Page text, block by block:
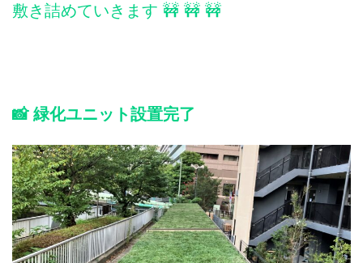
敷き詰めていきます 🚧 🚧 🚧
📸 緑化ユニット設置完了